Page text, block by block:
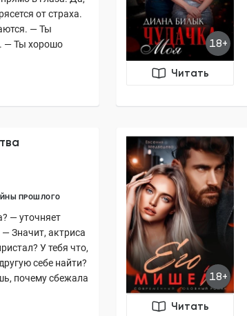
от страха.
— Ты
— Ты хорошо
18+
Читать
ПРОШЛОГО
— уточняет
Значит, актриса
У тебя что,
себе найти?
почему сбежала
18+
Читать